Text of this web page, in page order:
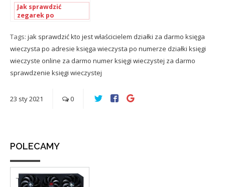
Jak sprawdzić
zegarek po
Tags: jak sprawdzić kto jest właścicielem działki za darmo księga
wieczysta po adresie księga wieczysta po numerze działki księgi
wieczyste online za darmo numer księgi wieczystej za darmo
sprawdzenie księgi wieczystej
23 sty2021 0
POLECAMY